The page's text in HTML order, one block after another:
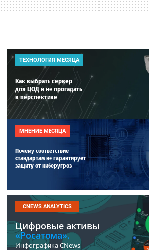
ТЕХНОЛОГИЯ МЕСЯЦА
Как выбрать сервер
для ЦОД и не прогадать
в перспективе
МНЕНИЕ МЕСЯЦА
Почему соответствие
стандартам не гарантирует
защиту от киберугроз
CNEWS ANALYTICS
Цифровые активы
«Росатома».
Инфографика CNews